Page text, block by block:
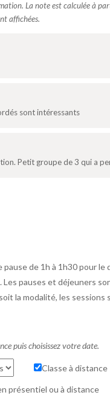
La note est calculée à
affichées.
sont intéressants
Petit groupe de 3 qui a
de 1h à 1h30 pour le
Les pauses et déjeuners
la modalité, les sessions
puis choisissez votre date.
Classe à distance
présentiel ou à distance